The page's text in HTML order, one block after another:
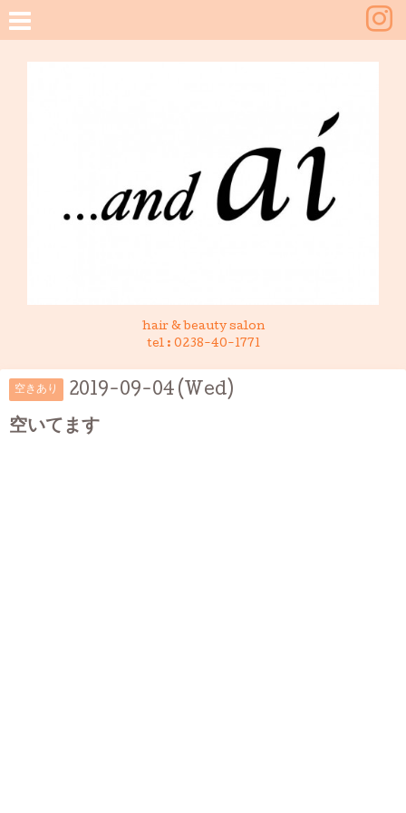
hair & beauty salon
tel : 0238-40-1771
空きあり 2019-09-04 (Wed)
空いてます